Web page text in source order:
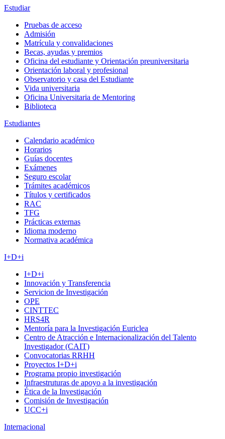
Estudiar
Pruebas de acceso
Admisión
Matrícula y convalidaciones
Becas, ayudas y premios
Oficina del estudiante y Orientación preuniversitaria
Orientación laboral y profesional
Observatorio y casa del Estudiante
Vida universitaria
Oficina Universitaria de Mentoring
Biblioteca
Estudiantes
Calendario académico
Horarios
Guías docentes
Exámenes
Seguro escolar
Trámites académicos
Títulos y certificados
RAC
TFG
Prácticas externas
Idioma moderno
Normativa académica
I+D+i
I+D+i
Innovación y Transferencia
Servicion de Investigación
OPE
CINTTEC
HRS4R
Mentoría para la Investigación Euriclea
Centro de Atracción e Internacionalización del Talento
Investigador (CAIT)
Convocatorias RRHH
Proyectos I+D+i
Programa propio investigación
Infraestruturas de apoyo a la investigación
Ética de la Investigación
Comisión de Investigación
UCC+i
Internacional